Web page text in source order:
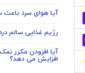
آیا هوای سرد
رژیم غذایی سالم
آیا افزودن مکرر
افزایش می دهد؟